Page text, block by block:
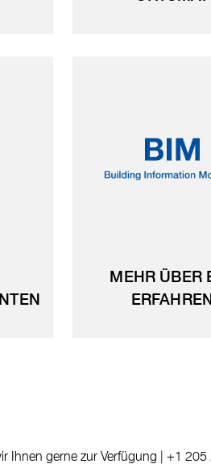
MEHR ÜBER
ERFAHREN
Ihnen gerne zur Verfügung | +1 205